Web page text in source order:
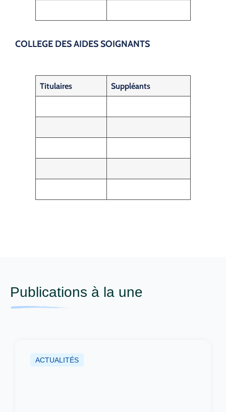
COLLEGE DES AIDES SOIGNANTS
Titulaires Suppléants
Publications à la une
ACTUALITÉS